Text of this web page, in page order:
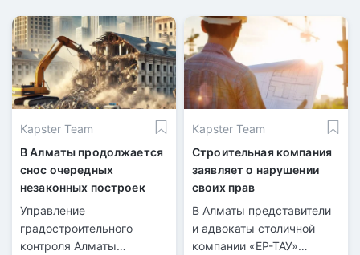
Kapster Team
В Алматы продолжается
снос очередных
незаконных построек
Управление
градостроительного
контроля Алматы
Kapster Team
Строительная компания
заявляет о нарушении
своих прав
В Алматы представители
и адвокаты столичной
компании «ЕР-ТАУ»